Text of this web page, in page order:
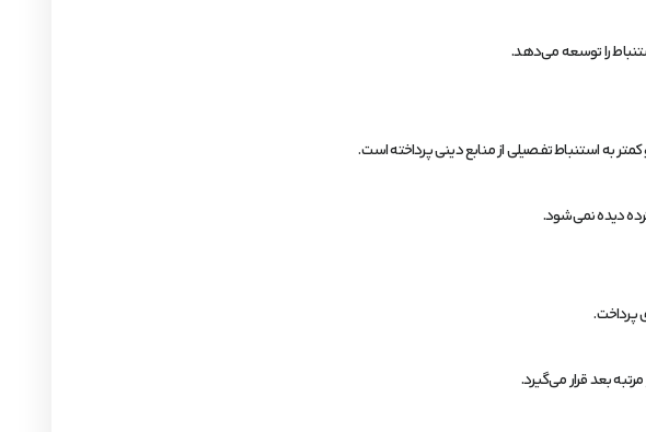
را توسعه می‌دهد.
به استنباط تفصیلی از منابع دینی پرداخته است.
دیده نمی‌شود.
پرداخت.
بعد قرار می‌گیرد.